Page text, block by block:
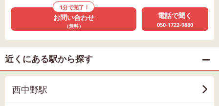
1分で完了！
お問い合わせ
（無料）
電話で聞く
050-1722-9880
近くにある駅から探す
西中野駅